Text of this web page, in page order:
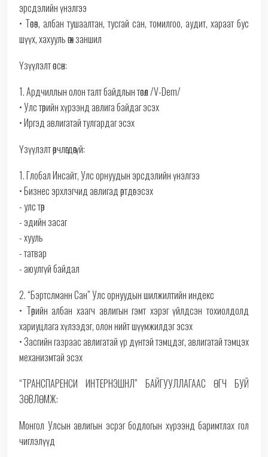
эрсдэлийн үнэлгээ
• Төсөв, албан тушаалтан, тусгай сан, томилгоо, аудит, хараат бус
шүүх, хахууль өгөх заншил
Үзүүлэлт өссөн:
1. Ардчиллын олон талт байдлын төсөл /V-Dem/
• Улс төрийн хүрээнд авлига байдаг эсэх
• Иргэд авлигатай тулгардаг эсэх
Үзүүлэлт өөрчлөгдөөгүй:
1. Глобал Инсайт, Улс орнуудын эрсдэлийн үнэлгээ
• Бизнес эрхлэгчид авлигад өртдөг эсэх
- улс төр
- эдийн засаг
- хууль
- татвар
- аюулгүй байдал
2. “Бэртслманн Сан” Улс орнуудын шилжилтийн индекс
• Төрийн албан хаагч авлигын гэмт хэрэг үйлдсэн тохиолдолд
хариуцлага хүлээдэг, олон нийт шүүмжилдэг эсэх
• Засгийн газраас авлигатай үр дүнтэй тэмцдэг, авлигатай тэмцэх
механизмтай эсэх
“ТРАНСПАРЕНСИ ИНТЕРНЭШНЛ” БАЙГУУЛЛАГААС ӨГЧ БУЙ
ЗӨВЛӨМЖ:
Монгол Улсын авлигын эсрэг бодлогын хүрээнд баримтлах гол
чиглэлүүд